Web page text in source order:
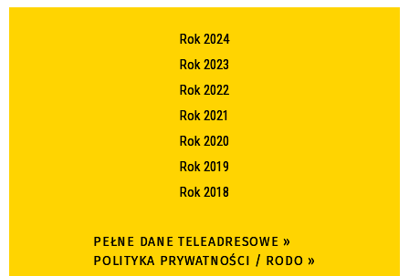
Rok 2024
Rok 2023
Rok 2022
Rok 2021
Rok 2020
Rok 2019
Rok 2018
PEŁNE DANE TELEADRESOWE »
POLITYKA PRYWATNOŚCI / RODO »